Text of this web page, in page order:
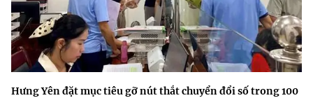
Hưng Yên đặt mục tiêu gỡ nút thắt chuyển đổi số trong 100